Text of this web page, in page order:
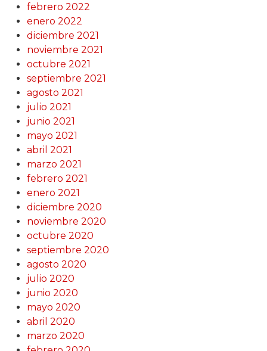
febrero 2022
enero 2022
diciembre 2021
noviembre 2021
octubre 2021
septiembre 2021
agosto 2021
julio 2021
junio 2021
mayo 2021
abril 2021
marzo 2021
febrero 2021
enero 2021
diciembre 2020
noviembre 2020
octubre 2020
septiembre 2020
agosto 2020
julio 2020
junio 2020
mayo 2020
abril 2020
marzo 2020